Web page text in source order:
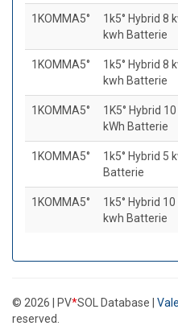
1KOMMA5°
1k5° Hybrid 8
kwh Batterie
1KOMMA5°
1k5° Hybrid 8
kwh Batterie
1KOMMA5°
1K5° Hybrid
kWh Batterie
1KOMMA5°
1k5° Hybrid 5
Batterie
1KOMMA5°
1k5° Hybrid
kwh Batterie
© 2026 | PV*SOL Database |
reserved.